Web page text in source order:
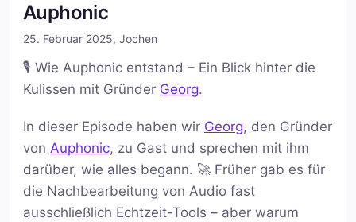
Auphonic
25. Februar 2025, Jochen
🎙️ Wie Auphonic entstand – Ein Blick hinter die
Kulissen mit Gründer Georg.
In dieser Episode haben wir Georg, den Gründer
von Auphonic, zu Gast und sprechen mit ihm
darüber, wie alles begann. 🚀 Früher gab es für
die Nachbearbeitung von Audio fast
ausschließlich Echtzeit-Tools – aber warum